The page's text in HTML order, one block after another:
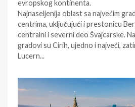
evropskog kontinenta.
Najnaseljenija oblast sa najvećim
centrima, uključujući i prestonicu
centralni i severni deo Švajcarske.
gradovi su Cirih, ujedno i najveći,
Lucern...